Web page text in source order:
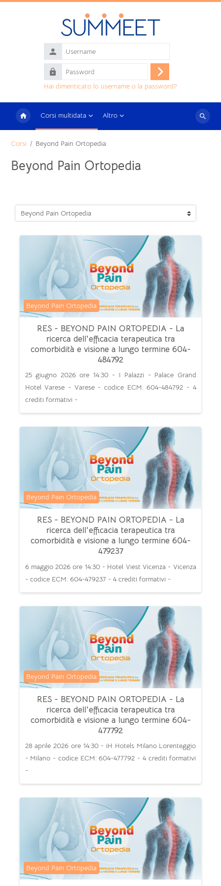
Username
Password
Login
Hai dimenticato lo username o la password?
Corsi multidata Altro
Cerca
Corsi Beyond Pain Ortopedia
Beyond Pain Ortopedia
Categorie di corso
RES - BEYOND PAIN ORTOPEDIA - La
ricerca dell'efficacia terapeutica tra
comorbidità e visione a lungo termine 604-
484792
Categoria di corsi
Beyond Pain Ortopedia
25 giugno 2026 ore 14:30 - I Palazzi - Palace Grand
Hotel Varese - Varese - codice ECM: 604-484792 - 4
crediti formativi -
RES - BEYOND PAIN ORTOPEDIA - La
ricerca dell'efficacia terapeutica tra
comorbidità e visione a lungo termine 604-
479237
Categoria di corsi
Beyond Pain Ortopedia
6 maggio 2026 ore 14:30 - Hotel Viest Vicenza - Vicenza
- codice ECM: 604-479237 - 4 crediti formativi -
RES - BEYOND PAIN ORTOPEDIA - La
ricerca dell'efficacia terapeutica tra
comorbidità e visione a lungo termine 604-
477792
Categoria di corsi
Beyond Pain Ortopedia
28 aprile 2026 ore 14:30 - iH Hotels Milano Lorenteggio
- Milano - codice ECM: 604-477792 - 4 crediti formativi
-
Categoria di corsi
Beyond Pain Ortopedia